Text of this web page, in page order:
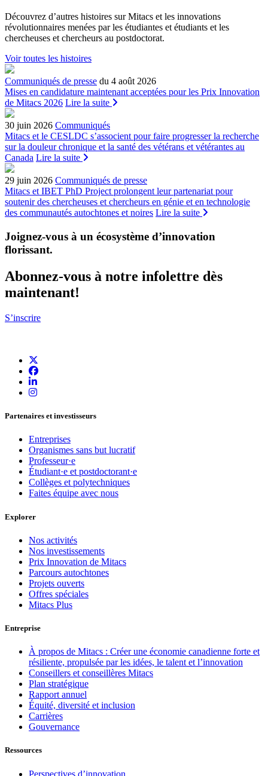
Découvrez d’autres histoires sur Mitacs et les innovations
révolutionnaires menées par les étudiantes et étudiants et les
chercheuses et chercheurs au postdoctorat.
Voir toutes les histoires
Communiqués de presse du 4 août 2026
Mises en candidature maintenant acceptées pour les Prix Innovation
de Mitacs 2026 Lire la suite
30 juin 2026 Communiqués
Mitacs et le CESLDC s’associent pour faire progresser la recherche
sur la douleur chronique et la santé des vétérans et vétérantes au
Canada Lire la suite
29 juin 2026 Communiqués de presse
Mitacs et IBET PhD Project prolongent leur partenariat pour
soutenir des chercheuses et chercheurs en génie et en technologie
des communautés autochtones et noires Lire la suite
Joignez-vous à un écosystème d’innovation
florissant.
Abonnez-vous à notre infolettre dès
maintenant!
S’inscrire
Partenaires et investisseurs
Entreprises
Organismes sans but lucratif
Professeur·e
Étudiant·e et postdoctorant·e
Collèges et polytechniques
Faites équipe avec nous
Explorer
Nos activités
Nos investissements
Prix Innovation de Mitacs
Parcours autochtones
Projets ouverts
Offres spéciales
Mitacs Plus
Entreprise
À propos de Mitacs : Créer une économie canadienne forte et
résiliente, propulsée par les idées, le talent et l’innovation
Conseillers et conseillères Mitacs
Plan stratégique
Rapport annuel
Équité, diversité et inclusion
Carrières
Gouvernance
Ressources
Perspectives d’innovation